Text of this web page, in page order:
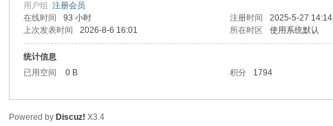
用户组注册会员
在线时间
93 小时 注册时间 2025-5-27 14:14
上次发表时间
2026-8-6 16:01 所在时区 使用系统默认
统计信息
已用空间
0 B 积分 1794
Powered by Discuz! X3.4